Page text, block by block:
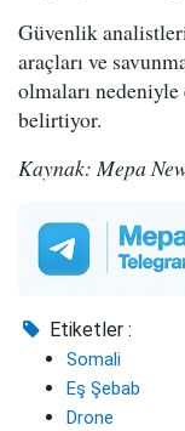
Güvenlik
araçları ve
olmaları
belirtiyor.
Kaynak: Mepa
Etiketler :
Somali
Eş Şebab
Drone